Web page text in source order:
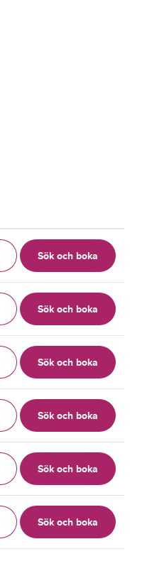
Sök och boka
Sök och boka
Sök och boka
Sök och boka
Sök och boka
Sök och boka